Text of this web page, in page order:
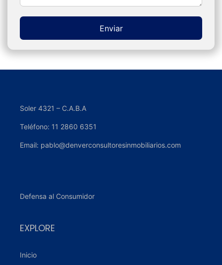
Enviar
Soler 4321 – C.A.B.A
Teléfono: 11 2860 6351
Email: pablo@denverconsultoresinmobiliarios.com
Defensa al Consumidor
EXPLORE
Inicio